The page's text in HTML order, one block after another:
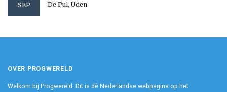
SEP
De Pul, Uden
OVER PROGWERELD
Welkom bij Progwereld. Dit is dé Nederlandse webpagina op het